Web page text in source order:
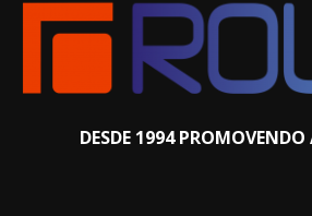
DESDE 1994